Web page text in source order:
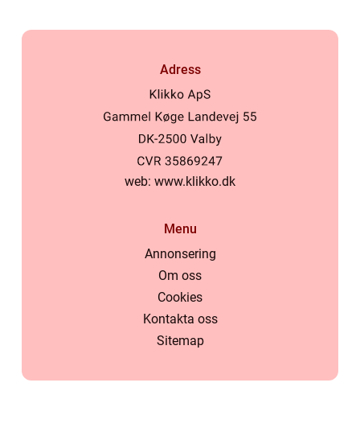
Adress
web: www.klikko.dk
Menu
Annonsering
Om oss
Cookies
Kontakta oss
Sitemap